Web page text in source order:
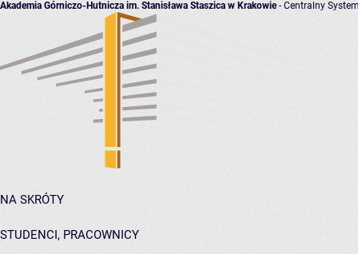
Akademia Górniczo-Hutnicza im. Stanisława Staszica w Krakowie- Centralny
NA SKRÓTY
STUDENCI, PRACOWNICY